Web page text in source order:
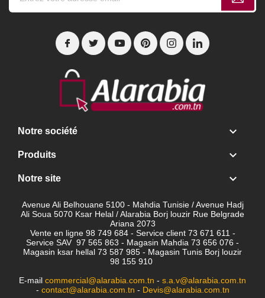
Notre société 
Produits 
Notre site 
Avenue Ali Belhouane 5100 - Mahdia Tunisie / Avenue Hadj
Ali Soua 5070 Ksar Helal / Alarabia Borj louzir Rue Belgrade
Ariana 2073
Vente en ligne 98 749 684 - Service client 73 671 611 -
Service SAV 97 565 863 - Magasin Mahdia 73 656 076 -
Magasin ksar hellal 73 587 985 - Magasin Tunis Borj louzir
98 155 910
E-mail commercial@alarabia.com.tn - s.a.v@alarabia.com.tn
- contact@alarabia.com.tn - Devis@alarabia.com.tn